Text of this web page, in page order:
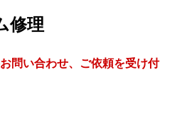
修理
問い合わせ、ご依頼を受け付